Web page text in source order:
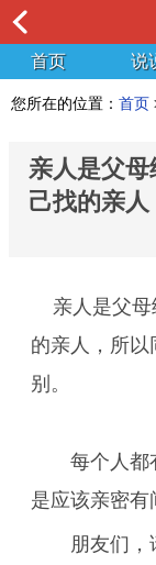
首页 说
您所在的位置： 首页
亲人是父
己找的亲
亲人是父
的亲人，所
别。
每个人都
是应该亲密有
朋友们